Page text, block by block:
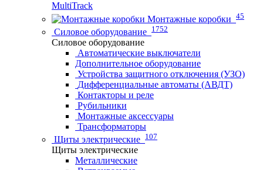
MultiTrack
Монтажные коробки 45
Силовое оборудование 1752
Силовое оборудование
Автоматические выключатели
Дополнительное оборудование
Устройства защитного отключения (УЗО)
Дифференциальные автоматы (АВДТ)
Контакторы и реле
Рубильники
Монтажные аксессуары
Трансформаторы
Щиты электрические 107
Щиты электрические
Металлические